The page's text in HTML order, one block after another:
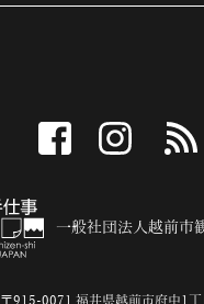
facebook instagram
一般社団法人越前市
〒915-0071 福井県越前市府中1